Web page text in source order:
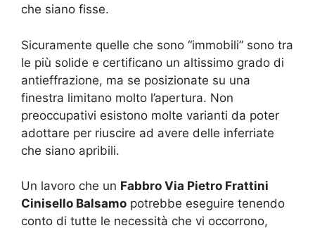
che siano fisse.
Sicuramente quelle che sono “immobili” sono tra
le più solide e certificano un altissimo grado di
antieffrazione, ma se posizionate su una
finestra limitano molto l’apertura. Non
preoccupativi esistono molte varianti da poter
adottare per riuscire ad avere delle inferriate
che siano apribili.
Un lavoro che un Fabbro Via Pietro Frattini
Cinisello Balsamo potrebbe eseguire tenendo
conto di tutte le necessità che vi occorrono,